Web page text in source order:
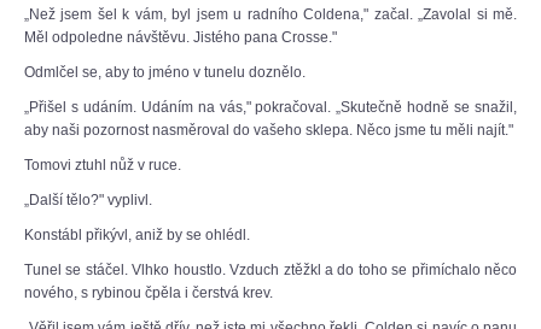
„Než jsem šel k vám, byl jsem u radního Coldena," začal. „Zavolal si mě.
Měl odpoledne návštěvu. Jistého pana Crosse."
Odmlčel se, aby to jméno v tunelu doznělo.
„Přišel s udáním. Udáním na vás," pokračoval. „Skutečně hodně se snažil,
aby naši pozornost nasměroval do vašeho sklepa. Něco jsme tu měli najít."
Tomovi ztuhl nůž v ruce.
„Další tělo?" vyplivl.
Konstábl přikývl, aniž by se ohlédl.
Tunel se stáčel. Vlhko houstlo. Vzduch ztěžkl a do toho se přimíchalo něco
nového, s rybinou čpěla i čerstvá krev.